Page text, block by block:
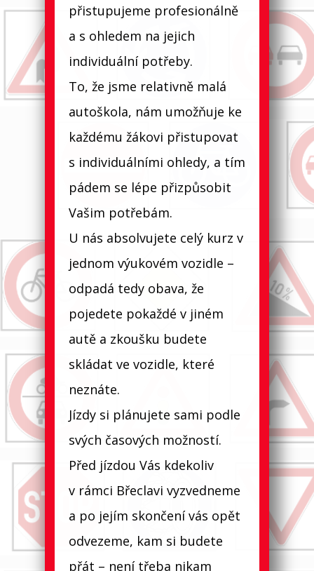
přistupujeme profesionálně
a s ohledem na jejich
individuální p​otřeby.
To, že jsme relativně malá
autoškola, nám umožňuje ke
každému žákovi přistupovat
s individuálními ohledy, a tím
pádem se lépe přizpůsobit
Vašim potřebám.
U nás absolvujete celý kurz v
jednom výukovém vozidle –
odpadá tedy obava, že
pojedete pokaždé v jiném
autě a zkoušku budete
skládat ve vozidle, které
neznáte.
Jízdy si plánujete sami podle
svých časových možností.
Před jízdou Vás kdekoliv
v rámci Břeclavi vyzvedneme
a po jejím skončení vás opět
odvezeme, kam si budete
přát – není třeba nikam